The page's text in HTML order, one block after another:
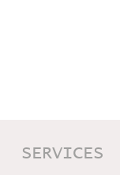
SERVICES